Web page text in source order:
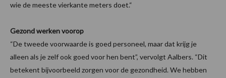
wie de meeste vierkante meters doet.“
Gezond werken voorop
“De tweede voorwaarde is goed personeel, maar dat krijg je
alleen als je zelf ook goed voor hen bent”, vervolgt Aalbers. “Dit
betekent bijvoorbeeld zorgen voor de gezondheid. We hebben